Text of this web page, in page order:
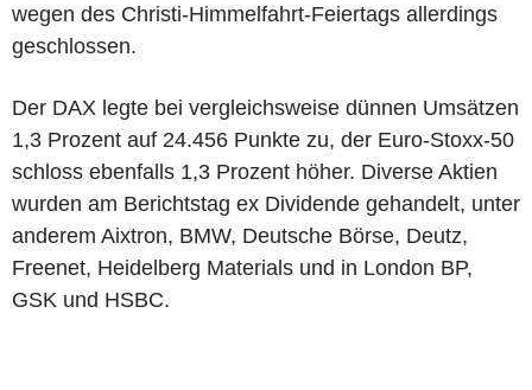
wegen des Christi-Himmelfahrt-Feiertags allerdings
geschlossen.
Der DAX legte bei vergleichsweise dünnen Umsätzen
1,3 Prozent auf 24.456 Punkte zu, der Euro-Stoxx-50
schloss ebenfalls 1,3 Prozent höher. Diverse Aktien
wurden am Berichtstag ex Dividende gehandelt, unter
anderem Aixtron, BMW, Deutsche Börse, Deutz,
Freenet, Heidelberg Materials und in London BP,
GSK und HSBC.